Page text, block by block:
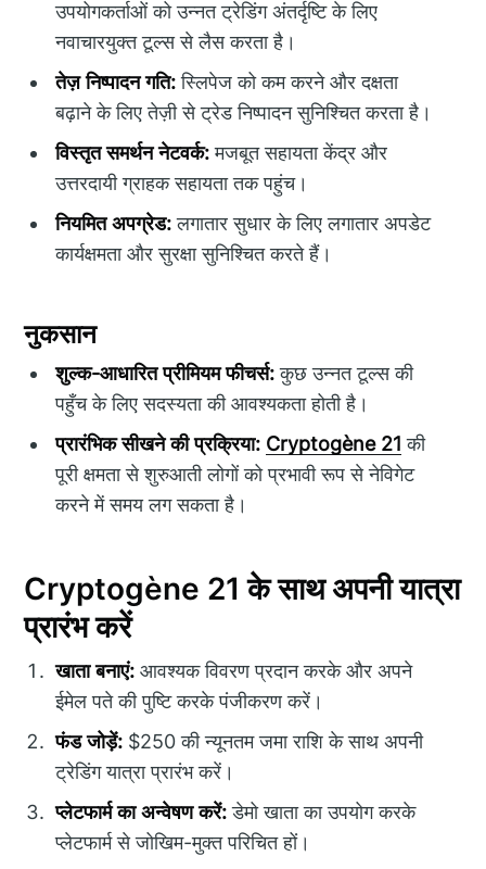
उपयोगकर्ताओं को उन्नत ट्रेडिंग अंतर्दृष्टि के लिए
नवाचारयुक्त टूल्स से लैस करता है।
तेज़ निष्पादन गति:स्लिपेज को कम करने और दक्षता
बढ़ाने के लिए तेज़ी से ट्रेड निष्पादन सुनिश्चित करता है।
विस्तृत समर्थन नेटवर्क:मजबूत सहायता केंद्र और
उत्तरदायी ग्राहक सहायता तक पहुंच।
नियमित अपग्रेड:लगातार सुधार के लिए लगातार अपडेट
कार्यक्षमता और सुरक्षा सुनिश्चित करते हैं।
नुकसान
शुल्क-आधारित प्रीमियम फीचर्स:कुछ उन्नत टूल्स की
पहुँच के लिए सदस्यता की आवश्यकता होती है।
प्रारंभिक सीखने की प्रक्रिया: Cryptogène 21 की
पूरी क्षमता से शुरुआती लोगों को प्रभावी रूप से नेविगेट
करने में समय लग सकता है।
Cryptogène 21 के साथ अपनी यात्रा
प्रारंभ करें
खाता बनाएं: आवश्यक विवरण प्रदान करके और अपने
ईमेल पते की पुष्टि करके पंजीकरण करें।
फंड जोड़ें: $250 की न्यूनतम जमा राशि के साथ अपनी
ट्रेडिंग यात्रा प्रारंभ करें।
प्लेटफार्म का अन्वेषण करें:डेमो खाता का उपयोग करके
प्लेटफार्म से जोखिम-मुक्त परिचित हों।